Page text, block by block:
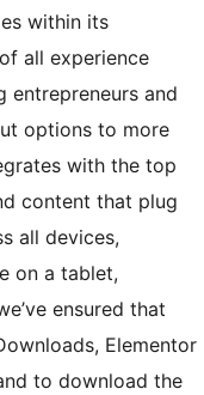
within its
all experience
entrepreneurs and
options to more
with the top
content that plug
all devices,
on a tablet,
ensured that
Elementor
to download the